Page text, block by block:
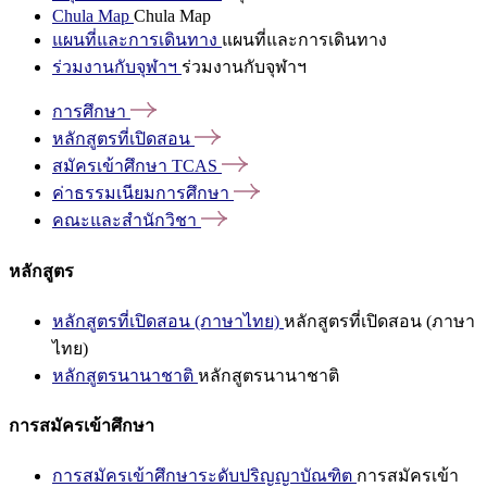
Chula Map Chula Map
แผนที่และการเดินทาง แผนที่และการเดินทาง
ร่วมงานกับจุฬาฯ ร่วมงานกับจุฬาฯ
การศึกษา
หลักสูตรที่เปิดสอน
สมัครเข้าศึกษา TCAS
ค่าธรรมเนียมการศึกษา
คณะและสำนักวิชา
หลักสูตร
หลักสูตรที่เปิดสอน (ภาษาไทย) หลักสูตรที่เปิดสอน (ภาษา
ไทย)
หลักสูตรนานาชาติ หลักสูตรนานาชาติ
การสมัครเข้าศึกษา
การสมัครเข้าศึกษาระดับปริญญาบัณฑิต การสมัครเข้า